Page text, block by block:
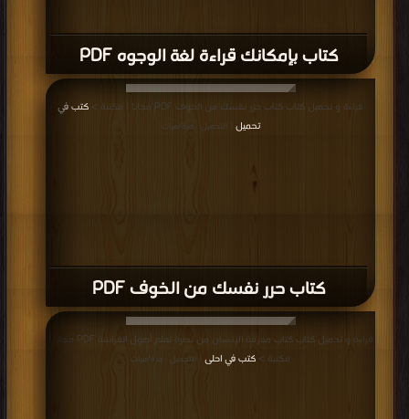
كتاب بإمكانك قراءة لغة الوجوه PDF
كتاب حرر نفسك من الخوف PDF
قراءة و تحميل كتاب كتاب حرر نفسك من الخوف PDF مجانا | مكتبة >
كتب في
تحميل
| التحميل : مرة/مرات
قراءة و تحميل كتاب كتاب معرفة الإنسان من نظرة تعلم أصول الفراسة PDF مجانا |
مكتبة > كتب في احلى | التحميل : مرة/مرات